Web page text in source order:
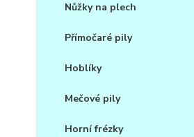
Nůžky na plech
Přímočaré pily
Hoblíky
Mečové pily
Horní frézky